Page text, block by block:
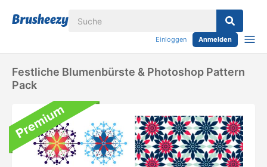
Einloggen Anmelden
Festliche Blumenbürste & Photoshop Pattern
Pack